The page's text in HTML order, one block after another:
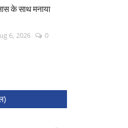
के साथ मनाया
6, 2026
0